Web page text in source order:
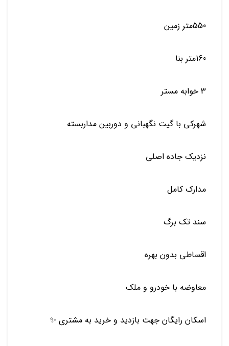
550متر زمین
160متر بنا
3 خوابه مستر
شهرکی با گیت نگهبانی و دوربین مداربسته
نزدیک جاده اصلی
مدارک کامل
سند تک برگ
اقساطی بدون بهره
معاوضه با خودرو و ملک
اسکان رایگان جهت بازدید و خرید به مشتری ✨